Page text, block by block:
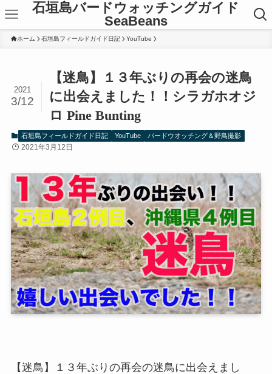
石垣島バードウォッチングガイド
SeaBeans
ホーム 石垣島フィールドガイド日記 YouTube
【迷鳥】１３年ぶりの再会の迷鳥
に出会えました！！シラガホオジ
ロ Pine Bunting
2021
3/12
石垣島フィールドガイド日記 YouTube バードウオッチング＆野鳥撮影
2021年3月12日
【迷鳥】１３年ぶりの再会の迷鳥に出会えまし